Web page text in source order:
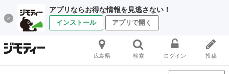
アプリならお得な情報を見逃さない！
インストール アプリで開く
広島県 検索 ログイン 投稿